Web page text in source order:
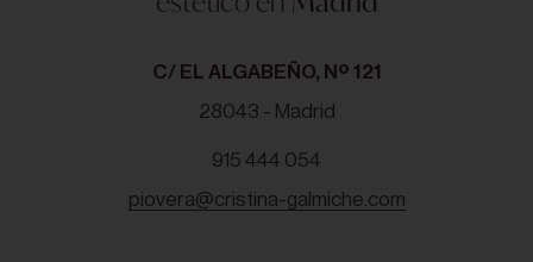
C/ EL ALGABEÑO, Nº 121
28043 - Madrid
915 444 054
piovera@cristina-galmiche.com